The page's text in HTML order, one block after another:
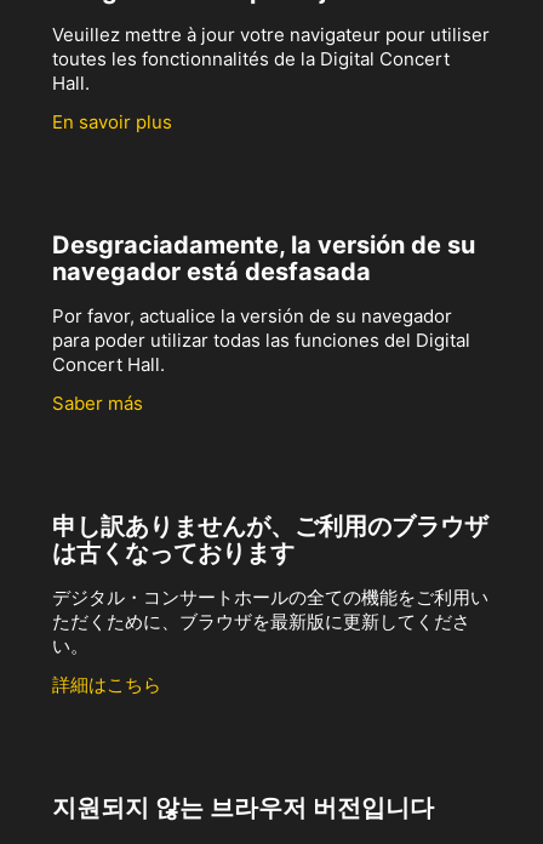
Veuillez mettre à jour votre navigateur pour utiliser
toutes les fonctionnalités de la Digital Concert
Hall.
En savoir plus
Desgraciadamente, la versión de su
navegador está desfasada
Por favor, actualice la versión de su navegador
para poder utilizar todas las funciones del Digital
Concert Hall.
Saber más
申し訳ありませんが、ご利用のブラウザ
は古くなっております
デジタル・コンサートホールの全ての機能をご利用い
ただくために、ブラウザを最新版に更新してくださ
い。
詳細はこちら
지원되지 않는 브라우저 버전입니다